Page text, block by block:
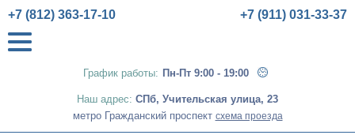
График работы: Пн-Пт 9:00 - 19:00
+7 (812) 363-17-10 +7 (911) 031-33-37
Наш адрес: СПб, Учительская улица, 23
метро Гражданский проспект схема проезда